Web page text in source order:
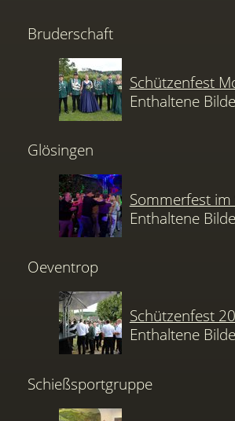
Bruderschaft
Schützenfest
Enthaltene
Glösingen
Sommerfest
Enthaltene
Oeventrop
Schützenfest
Enthaltene
Schießsportgruppe